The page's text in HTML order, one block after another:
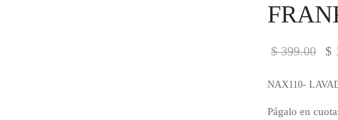
$399.00
El
$
$
NAX110-
Págalo en